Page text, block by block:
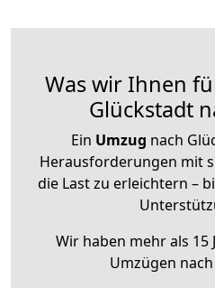
Was wir Ihnen
Glückstadt
Ein Umzug nach
Herausforderungen mit
die Last zu erleichtern –
Wir haben mehr als
Umzügen nach